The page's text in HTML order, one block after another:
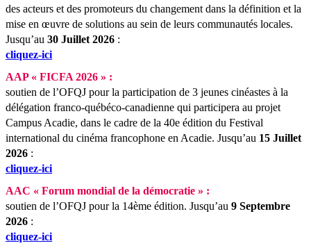
des acteurs et des promoteurs du changement dans la définition et la
mise en œuvre de solutions au sein de leurs communautés locales.
Jusqu’au 30 Juillet 2026 :
cliquez-ici
AAP « FICFA 2026 » :
soutien de l’OFQJ pour la participation de 3 jeunes cinéastes à la
délégation franco-québéco-canadienne qui participera au projet
Campus Acadie, dans le cadre de la 40e édition du Festival
international du cinéma francophone en Acadie. Jusqu’au 15 Juillet
2026 :
cliquez-ici
AAC « Forum mondial de la démocratie » :
soutien de l’OFQJ pour la 14ème édition. Jusqu’au 9 Septembre
2026 :
cliquez-ici